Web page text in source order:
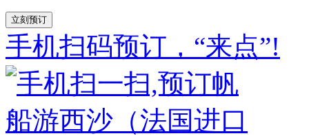
手机扫码预订，“来点”!